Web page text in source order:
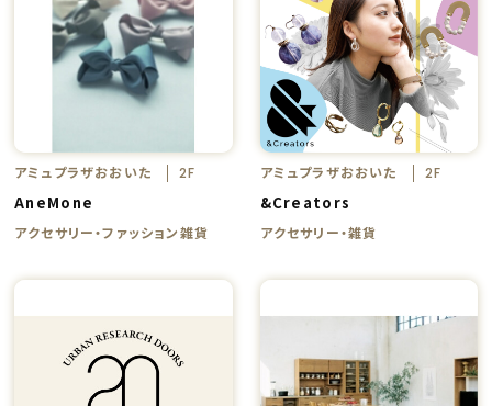
アミュプラザおおいた 2F
AneMone
アクセサリー・ファッション雑貨
アミュプラザおおいた 2F
&Creators
アクセサリー・雑貨